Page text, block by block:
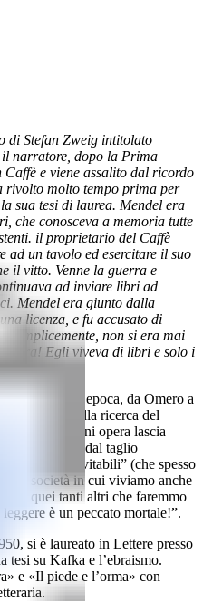
di Stefan Zweig intitolato
narratore, dopo la Prima
e viene assalito dal ricordo
rivolto molto tempo prima per
sua tesi di laurea. Mendel era
che conosceva a memoria tutte
il proprietario del Caffè
ad un tavolo ed esercitare il suo
il vitto. Venne la guerra e
ad inviare libri ad
Mendel era giunto dalla
licenza, e fu accusato di
semplicemente, non si era mai
Egli viveva di libri e solo i
e di ogni epoca, da Omero a
Karenina, alla ricerca del
senso che ogni opera lascia
letterario dal taglio
libri “inevitabili” (che spesso
società in cui viviamo anche
e di quei tanti altri che faremmo
è un peccato mortale!”.
si è laureato in Lettere presso
tesi su Kafka e l’ebraismo.
e «Il piede e l’orma» con